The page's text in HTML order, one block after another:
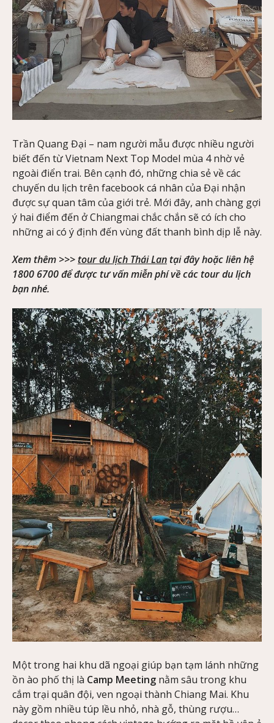
Trần Quang Đại – nam người mẫu được nhiều người
biết đến từ Vietnam Next Top Model mùa 4 nhờ vẻ
ngoài điển trai. Bên cạnh đó, những chia sẻ về các
chuyến du lịch trên facebook cá nhân của Đại nhận
được sự quan tâm của giới trẻ. Mới đây, anh chàng gợi
ý hai điểm đến ở Chiangmai chắc chắn sẽ có ích cho
những ai có ý định đến vùng đất thanh bình dịp lễ này.
Xem thêm >>>tour du lịch Thái Lantại đây hoặc liên hệ
1800 6700 để được tư vấn miễn phí về các tour du lịch
bạn nhé.
Một trong hai khu dã ngoại giúp bạn tạm lánh những
ồn ào phố thị là Camp Meeting nằm sâu trong khu
cắm trại quân đội, ven ngoại thành Chiang Mai. Khu
này gồm nhiều túp lều nhỏ, nhà gỗ, thùng rượu…